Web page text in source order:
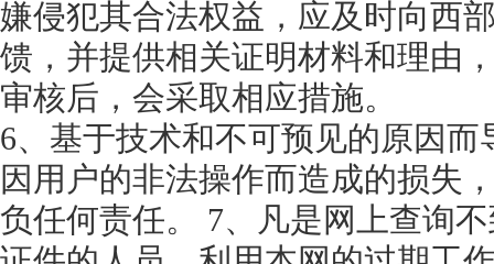
嫌侵犯其合法权益，应及时向西
馈，并提供相关证明材料和理由
审核后，会采取相应措施。
6、基于技术和不可预见的原因
因用户的非法操作而造成的损失
负任何责任。 7、凡是网上查询